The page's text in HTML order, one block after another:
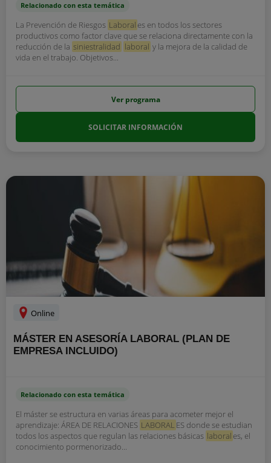
Relacionado con esta temática
La Prevención de Riesgos Laboral es en todos los sectores
productivos como factor clave que se relaciona directamente con la
reducción de la siniestralidad laboral y la mejora de la calidad de
vida en el trabajo. Objetivos...
Ver programa
SOLICITAR INFORMACIÓN
Online
MÁSTER EN ASESORÍA LABORAL (PLAN DE
EMPRESA INCLUIDO)
Relacionado con esta temática
El máster se estructura en varias áreas para acometer mejor el
aprendizaje: ÁREA DE RELACIONES LABORAL ES donde se estudian
todos los aspectos que regulan las relaciones básicas laboral es, el
conocimiento pormenorizado...